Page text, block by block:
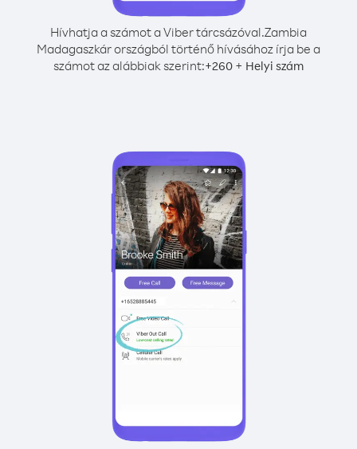
Hívhatja a számot a Viber tárcsázóval.Zambia
Madagaszkár országból történő hívásához írja be a
számot az alábbiak szerint:+260 + Helyi szám